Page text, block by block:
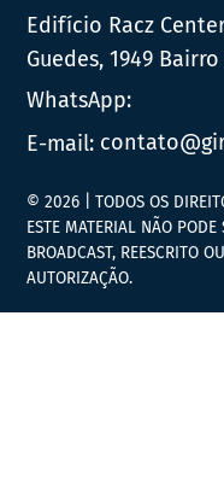
Edifício Racz
Guedes, 1949
WhatsApp:
E-mail:
© 2026 | TODOS OS
ESTE MATERIAL NÃO
BROADCAST, REESCRITO
AUTORIZAÇÃO.